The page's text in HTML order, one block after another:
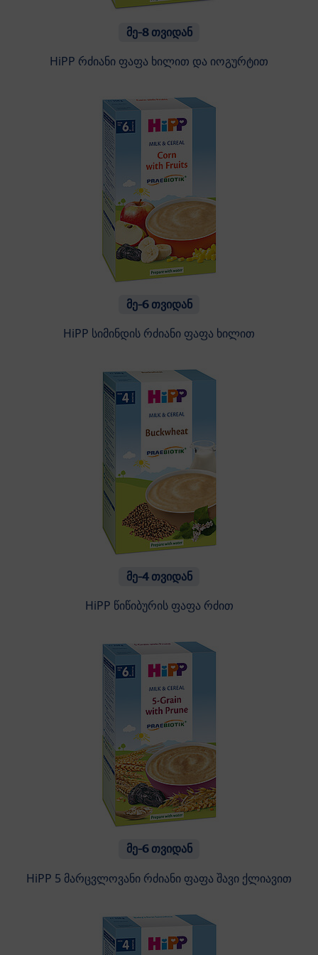
მე-8 თვიდან
HiPP რძიანი ფაფა ხილით და იოგურტით
მე-6 თვიდან
HiPP სიმინდის რძიანი ფაფა ხილით
მე-4 თვიდან
HiPP წიწიბურის ფაფა რძით
მე-6 თვიდან
HiPP 5 მარცვლოვანი რძიანი ფაფა შავი ქლიავით